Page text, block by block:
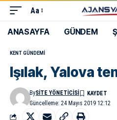
Aa
ANASAYFA GÜNDEM
KENT GÜNDEMI
Işılak, Yalova
Güncelleme: 24 Mayıs 2019 12:12
BySITE YÖNETICISI